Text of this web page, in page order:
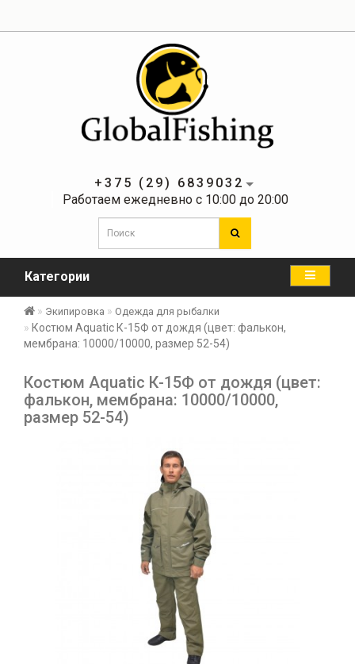
+375 (29) 6839032
Работаем ежедневно с 10:00 до 20:00
Категории
Экипировка Одежда для рыбалки
Костюм Aquatic К-15Ф от дождя (цвет: фалькон,
мембрана: 10000/10000, размер 52-54)
Костюм Aquatic К-15Ф от дождя (цвет:
фалькон, мембрана: 10000/10000,
размер 52-54)